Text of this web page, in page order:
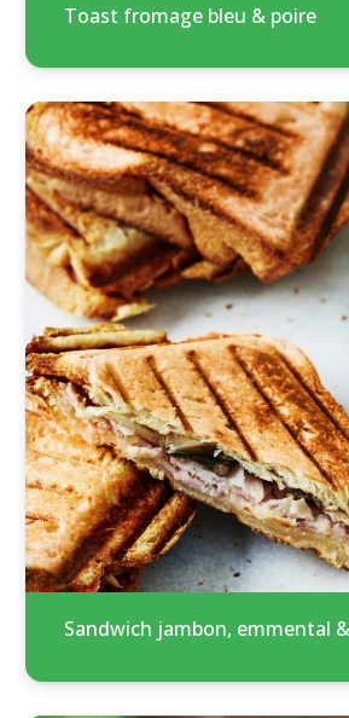
Toast fromage bleu & poire
Sandwich jambon, emmental